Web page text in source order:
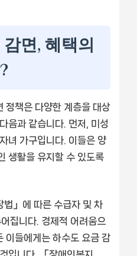
면, 혜택의
정책은 다양한 계층을 대상
음과 같습니다. 먼저, 미성
녀 가구입니다. 이들은 양
생활을 유지할 수 있도록
법」에 따른 수급자 및 차
집니다. 경제적 어려움으
이들에게는 하수도 요금 감